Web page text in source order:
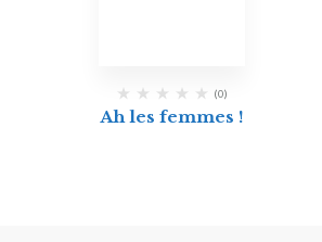
(0)
Ah les femmes !